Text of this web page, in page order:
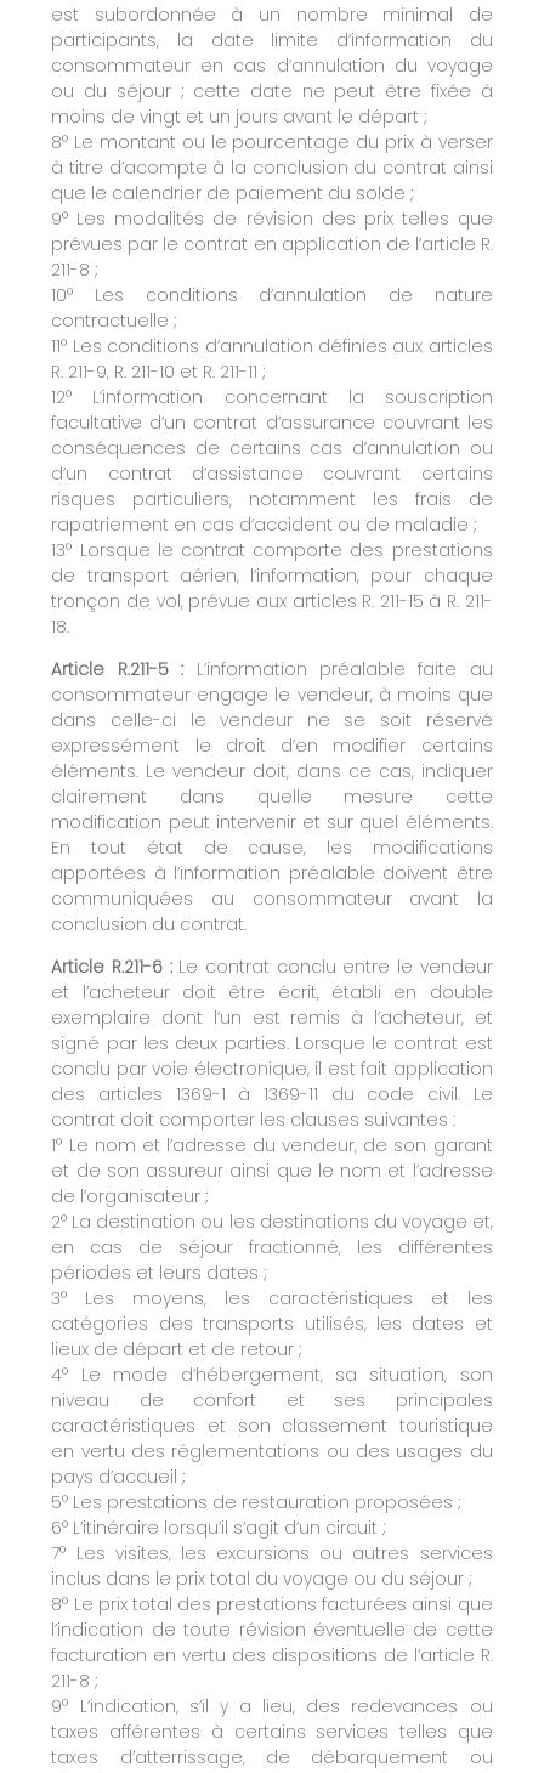
est subordonnée à un nombre minimal de
participants, la date limite d’information du
consommateur en cas d’annulation du voyage
ou du séjour ; cette date ne peut être fixée à
moins de vingt et un jours avant le départ ;
8° Le montant ou le pourcentage du prix à verser
à titre d’acompte à la conclusion du contrat ainsi
que le calendrier de paiement du solde ;
9° Les modalités de révision des prix telles que
prévues par le contrat en application de l’article R.
211-8 ;
10° Les conditions d’annulation de nature
contractuelle ;
11° Les conditions d’annulation définies aux articles
R. 211-9, R. 211-10 et R. 211-11 ;
12° L’information concernant la souscription
facultative d’un contrat d’assurance couvrant les
conséquences de certains cas d’annulation ou
d’un contrat d’assistance couvrant certains
risques particuliers, notamment les frais de
rapatriement en cas d’accident ou de maladie ;
13° Lorsque le contrat comporte des prestations
de transport aérien, l’information, pour chaque
tronçon de vol, prévue aux articles R. 211-15 à R. 211-
18.
Article R.211-5 : L’information préalable faite au
consommateur engage le vendeur, à moins que
dans celle-ci le vendeur ne se soit réservé
expressément le droit d’en modifier certains
éléments. Le vendeur doit, dans ce cas, indiquer
clairement dans quelle mesure cette
modification peut intervenir et sur quel éléments.
En tout état de cause, les modifications
apportées à l’information préalable doivent être
communiquées au consommateur avant la
conclusion du contrat.
Article R.211-6 :Le contrat conclu entre le vendeur
et l’acheteur doit être écrit, établi en double
exemplaire dont l’un est remis à l’acheteur, et
signé par les deux parties. Lorsque le contrat est
conclu par voie électronique, il est fait application
des articles 1369-1 à 1369-11 du code civil. Le
contrat doit comporter les clauses suivantes :
1° Le nom et l’adresse du vendeur, de son garant
et de son assureur ainsi que le nom et l’adresse
de l’organisateur ;
2° La destination ou les destinations du voyage et,
en cas de séjour fractionné, les différentes
périodes et leurs dates ;
3° Les moyens, les caractéristiques et les
catégories des transports utilisés, les dates et
lieux de départ et de retour ;
4° Le mode d’hébergement, sa situation, son
niveau de confort et ses principales
caractéristiques et son classement touristique
en vertu des réglementations ou des usages du
pays d’accueil ;
5° Les prestations de restauration proposées ;
6° L’itinéraire lorsqu’il s’agit d’un circuit ;
7° Les visites, les excursions ou autres services
inclus dans le prix total du voyage ou du séjour ;
8° Le prix total des prestations facturées ainsi que
l’indication de toute révision éventuelle de cette
facturation en vertu des dispositions de l’article R.
211-8 ;
9° L’indication, s’il y a lieu, des redevances ou
taxes afférentes à certains services telles que
taxes d’atterrissage, de débarquement ou